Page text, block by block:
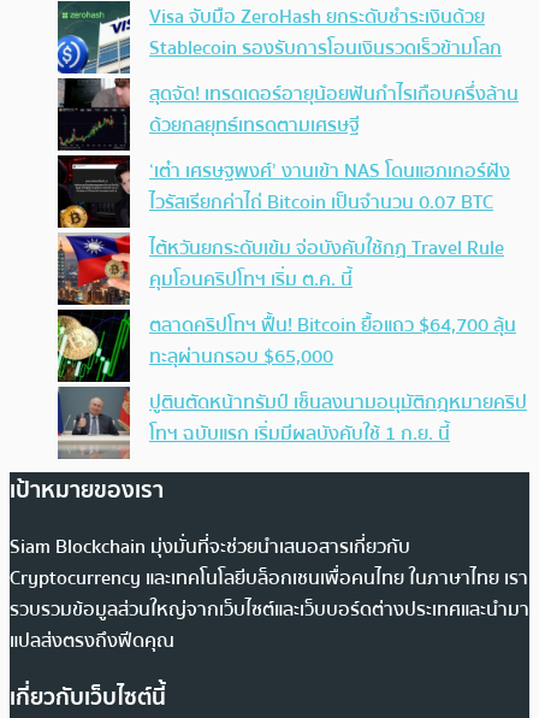
Visa จับมือ ZeroHash ยกระดับชำระเงินด้วย
Stablecoin รองรับการโอนเงินรวดเร็วข้ามโลก
สุดจัด! เทรดเดอร์อายุน้อยฟันกำไรเกือบครึ่งล้าน
ด้วยกลยุทธ์เทรดตามเศรษฐี
‘เต๋า เศรษฐพงศ์’ งานเข้า NAS โดนแฮกเกอร์ฝัง
ไวรัสเรียกค่าไถ่ Bitcoin เป็นจำนวน 0.07 BTC
ไต้หวันยกระดับเข้ม จ่อบังคับใช้กฏ Travel Rule
คุมโอนคริปโทฯ เริ่ม ต.ค. นี้
ตลาดคริปโทฯ ฟื้น! Bitcoin ยื้อแถว $64,700 ลุ้น
ทะลุผ่านกรอบ $65,000
ปูตินตัดหน้าทรัมป์ เซ็นลงนามอนุมัติกฎหมายคริป
โทฯ ฉบับแรก เริ่มมีผลบังคับใช้ 1 ก.ย. นี้
เป้าหมายของเรา
Siam Blockchain มุ่งมั่นที่จะช่วยนำเสนอสารเกี่ยวกับ
Cryptocurrency และเทคโนโลยีบล็อกเชนเพื่อคนไทย ในภาษาไทย เรา
รวบรวมข้อมูลส่วนใหญ่จากเว็บไซต์และเว็บบอร์ดต่างประเทศและนำมา
แปลส่งตรงถึงฟีดคุณ
เกี่ยวกับเว็บไซต์นี้